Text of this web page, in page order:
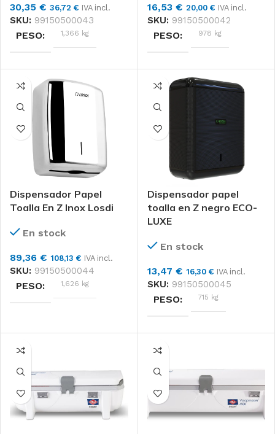
30,35 € 36,72 € IVA incl.
SKU: 99150500043
PESO 1,366 kg
DIMENSIONES
14 × 32 × 37 cm
MARCAS
MATERIAL
Inox, ABS, Policarbonato
FORMATO
16,53 € 20,00 € IVA incl.
SKU: 99150500042
PESO 978 kg
DIMENSIONES
13 × 28 × 37 cm
MARCAS Losdi
MATERIAL
Inox, ABS, Policarbonato
Dispensador Papel
Toalla En Z Inox Losdi
En stock
89,36 € 108,13 € IVA incl.
SKU: 99150500044
PESO 1,626 kg
13 × 29 × 37 cm
MARCAS Losdi
MATERIAL
Dispensador papel
toalla en Z negro ECO-
LUXE
En stock
13,47 € 16,30 € IVA incl.
SKU: 99150500045
PESO 715 kg
DIMENSIONES
13 × 27 × 36 cm
FORMATO Unidad